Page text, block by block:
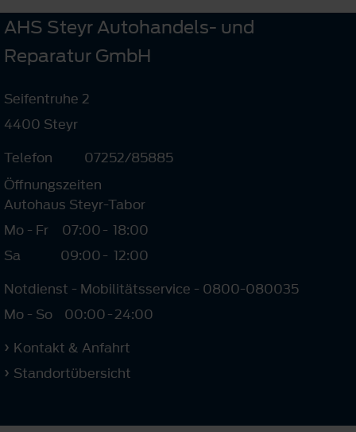
AHS Steyr Autohandels- und
Reparatur GmbH
Seifentruhe 2
4400 Steyr
Telefon
07252/85885
Öffnungszeiten
Autohaus Steyr-Tabor
Mo - Fr
07:00- 18:00
Sa
09:00- 12:00
Notdienst - Mobilitätsservice - 0800-080035
Mo - So
00:00-24:00
Kontakt & Anfahrt
Standortübersicht